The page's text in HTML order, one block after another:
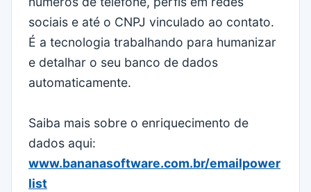
sociais e até o CNPJ vinculado ao contato.
É a tecnologia trabalhando para humanizar
e detalhar o seu banco de dados
automaticamente.
Saiba mais sobre o enriquecimento de
dados aqui:
www.bananasoftware.com.br/emailpower
list